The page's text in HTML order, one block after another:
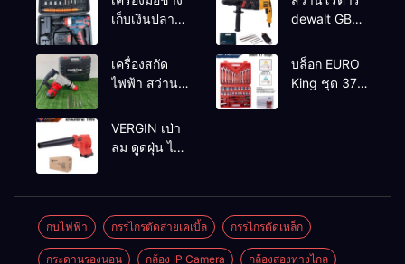
เก็บเงินปลาย
dewalt GBH
2-26 DFR ทุ่น
ทองแดงแท้
100%
เครื่องสกัด
ไฟฟ้า สว่าน
MAKTEC รุ่น MT2926A
บล็อก EURO
King ชุด 37
VERGIN เป่า
ลม ดูดฝุ่น ไร้
กบไฟฟ้า กรรไกรตัดสายเคเบิ้ล กรรไกรตัดเหล็ก
กระดานรองนอน กล้อง IP Camera กล้องส่องทางไกล